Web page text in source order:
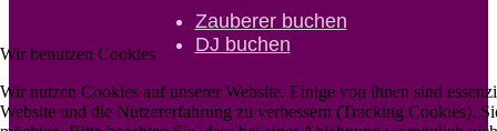
Zauberer buchen
DJ buchen
Wir benutzen Cookies
Wir nutzen Cookies auf unserer Website. Einige von ihnen sind
Website und die Nutzererfahrung zu verbessern (Tracking Cookies).